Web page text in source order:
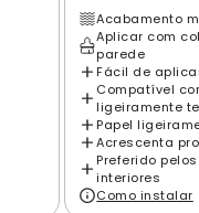
Acabamento
Aplicar com
parede
Fácil de
Compatível
ligeiramente
Papel
Acrescenta
Preferido
interiores
Como instalar